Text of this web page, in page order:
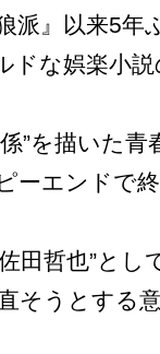
派』以来5年
ドな娯楽小
”を描いた青
ーエンドで
田哲也”と
そうとする